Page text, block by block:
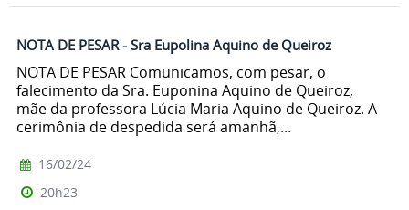
NOTA DE PESAR - Sra Eupolina Aquino de Queiroz
NOTA DE PESAR Comunicamos, com pesar, o
falecimento da Sra. Euponina Aquino de Queiroz,
mãe da professora Lúcia Maria Aquino de Queiroz. A
cerimônia de despedida será amanhã,...
16/02/24
20h23